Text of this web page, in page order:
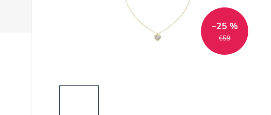
€59
–25 %